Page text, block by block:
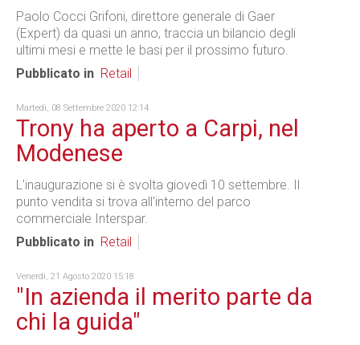
Paolo Cocci Grifoni, direttore generale di Gaer
(Expert) da quasi un anno, traccia un bilancio degli
ultimi mesi e mette le basi per il prossimo futuro.
Pubblicato in Retail
Martedì, 08 Settembre 2020 12:14
Trony ha aperto a Carpi, nel
Modenese
L'inaugurazione si è svolta giovedì 10 settembre. Il
punto vendita si trova all'interno del parco
commerciale Interspar.
Pubblicato in Retail
Venerdì, 21 Agosto 2020 15:18
"In azienda il merito parte da
chi la guida"